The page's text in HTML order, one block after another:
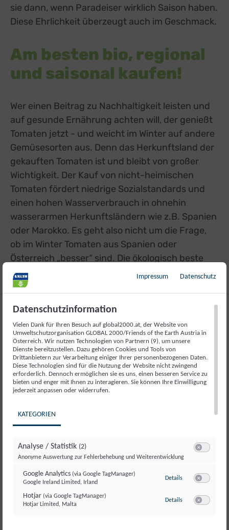
sie dann, wenn Paradeiser wirklich Saison haben.
Diese Ehrlichkeit überzeugt auch im Geschmack.
Am besten bio, regional
und saisonal kaufen!
Wer einen Beitrag zu Nachhaltigkeit leisten und
auf gesunde Ernährung achten will, der genießt
Tomaten jetzt - und weicht im Winter auf andere
Gemüsesorten aus. Denn das Herkunftsland der
gekauften Tomaten ist und bleibt von großer
Wichtigkeit. Der Kauf von nicht-heimischen
Tomaten fördert niedrige Sozialstandards und
einen hohen Wasserverbrauch in ohnehin
wasserarmen Herkunftsländern wie z.B. Spanien
oder Marokko. Es geht also nicht um die Frage,
ob im Winter Tomaten aus Spanien oder
Österreich „besser“ sind. Die ökologisch beste
Tomate ist die, die jetzt in Österreich Saison hat
und biologisch produziert wird.
Impressum Datenschutz
Datenschutzinformation
Vielen Dank für Ihren Besuch auf global2000.at, der Website von
Umweltschutzorganisation GLOBAL 2000/Friends of the Earth Austria in
Österreich. Wir nutzen Technologien von Partnern (9), um unsere
Dienste bereitzustellen. Dazu gehören Cookies und Tools von
Drittanbietern zur Verarbeitung einiger Ihrer personenbezogenen Daten.
Diese Technologien sind für die Nutzung der Website nicht zwingend
erforderlich. Dennoch ermöglichen sie es uns, einen besseren Service zu
bieten und enger mit Ihnen zu interagieren. Sie können Ihre Einwilligung
jederzeit anpassen oder widerrufen.
KATEGORIEN
Analyse / Statistik (2)
Anonyme Auswertung zur Fehlerbehebung und Weiterentwicklung
Google Analytics (via Google TagManager)
Google Ireland Limited, Irland
Details zu Google
Hotjar (via Google TagManager)
Hotjar Limited, Malta
Details zu Hotjar (via